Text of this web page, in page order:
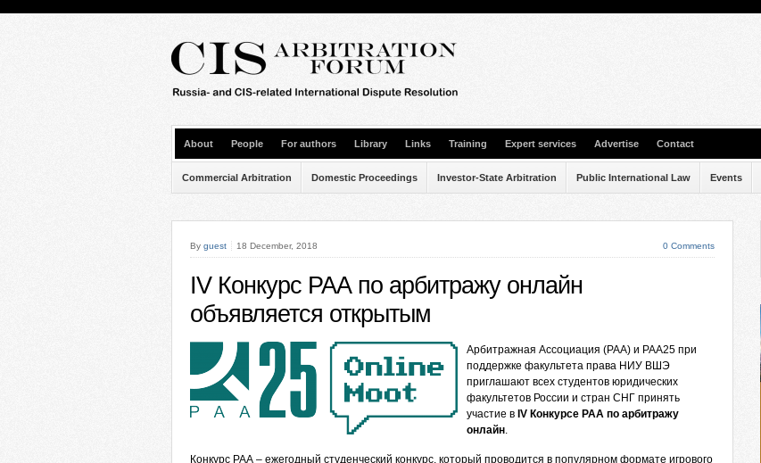
About People For authors Library Links Training Expert services Advertise Contact
Commercial Arbitration Domestic Proceedings Investor-State Arbitration Public International Law Events
By guest 18 December, 2018 0 Comments
IV Конкурс РАА по арбитражу онлайн
объявляется открытым
Арбитражная Ассоциация (РАА) и РАА25 при
поддержке факультета права НИУ ВШЭ
приглашают всех студентов юридических
факультетов России и стран СНГ принять
участие в V Конкурсе РАА по арбитражу
онлайн.
Конкурс РАА – ежегодный студенческий конкурс, который проводится в популярном формате игрового